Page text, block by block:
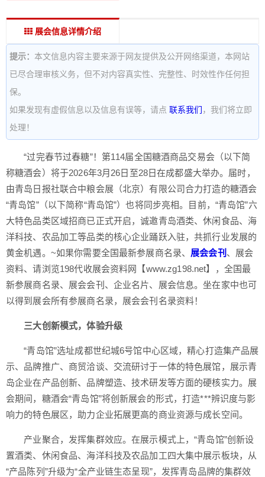
展会信息详情介绍
提示： 本文信息内容主要来源于网友提供及公开网络渠道，本网站
已尽合理审核义务，但不对内容真实性、完整性、时效性作任何担
保。
如果发现有虚假信息以及信息有误等，请点 联系我们 ，我们将立即
处理！
“过完春节过春糖”！第114届全国糖酒商品交易会（以下简
称糖酒会）将于2026年3月26日至28日在成都盛大举办。届时，
由青岛日报社联合中粮会展（北京）有限公司合力打造的糖酒会
“青岛馆”（以下简称“青岛馆”）也将同步亮相。目前，“青岛馆”六
大特色品类区域招商已正式开启，诚邀青岛酒类、休闲食品、海
洋科技、农品加工等品类的核心企业踊跃入驻，共抓行业发展的
黄金机遇。~如果你需要全国最新参展商名录、 展会会刊 、展会
资料、请浏览198代收展会资料网【www.zg198.net】，全国最
新参展商名录、展会会刊、企业名片、展会信息。坐在家中也可
以得到展会所有参展商名录，展会会刊名录资料！
三大创新模式，体验升级
“青岛馆”选址成都世纪城6号馆中心区域，精心打造集产品展
示、品牌推广、商贸洽谈、交流研讨于一体的特色展馆，展示青
岛企业在产品创新、品牌塑造、技术研发等方面的硬核实力。展
会期间，糖酒会“青岛馆”将创新展会的形式，打造***辨识度与影
响力的特色展区，助力企业拓展更高的商业资源与成长空间。
产业聚合，发挥集群效应。在展示模式上，“青岛馆”创新设
置酒类、休闲食品、海洋科技及农品加工四大集中展示板块，从
“产品陈列”升级为“全产业链生态呈现”，发挥青岛品牌的集群效